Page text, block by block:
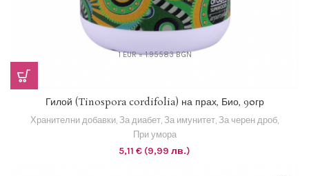
1 EUR = 1.95583 BGN
Гилой (Tinospora cordifolia) на прах, Био, 90гр
Хранителни добавки За диабет За имунитет За черен дроб
При умора
5,11 € (9,99 лв.)